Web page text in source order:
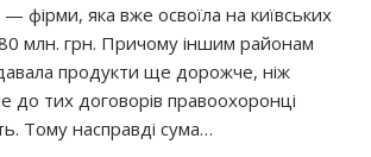
фірми, яка вже освоїла на київських
млн. грн. Причому іншим районам
продукти ще дорожче, ніж
до тих договорів правоохоронці
Тому насправді сума…